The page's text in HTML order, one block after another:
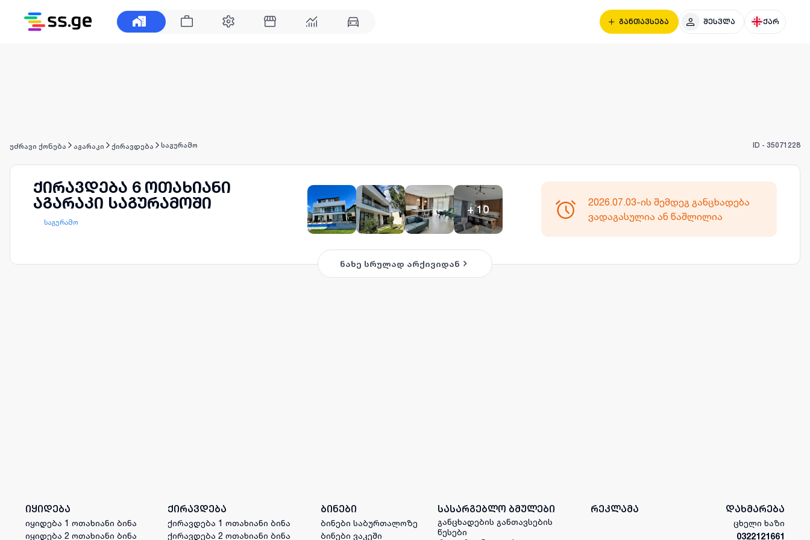
განთავსება შესვლა ქარ
უძრავი ქონება აგარაკი ქირავდება საგურამო ID - 35071228
ქირავდება 6 ოთახიანი
აგარაკი საგურამოში
საგურამო
+10
2026.07.03-ის შემდეგ განცხადება
ვადაგასულია ან წაშლილია
ნახე სრულად არქივიდან
იყიდება
იყიდება 1 ოთახიანი ბინა
იყიდება 2 ოთახიანი ბინა
ქირავდება
ქირავდება 1 ოთახიანი ბინა
ქირავდება 2 ოთახიანი ბინა
ბინები
ბინები საბურთალოზე
ბინები ვაკეში
სასარგებლო ბმულები
განცხადების განთავსების
წესები
რეკლამა დახმარება
ცხელი ხაზი
0322121661